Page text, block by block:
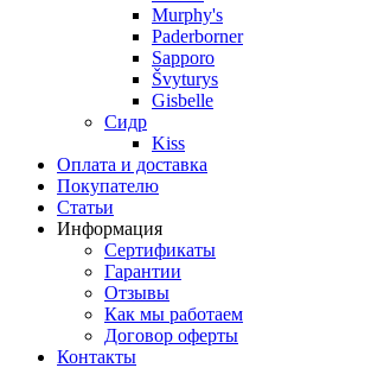
Murphy's
Paderborner
Sapporo
Švyturys
Gisbelle
Сидр
Kiss
Оплата и доставка
Покупателю
Статьи
Информация
Сертификаты
Гарантии
Отзывы
Как мы работаем
Договор оферты
Контакты